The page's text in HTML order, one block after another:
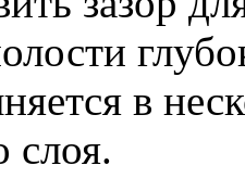
в
слоя.